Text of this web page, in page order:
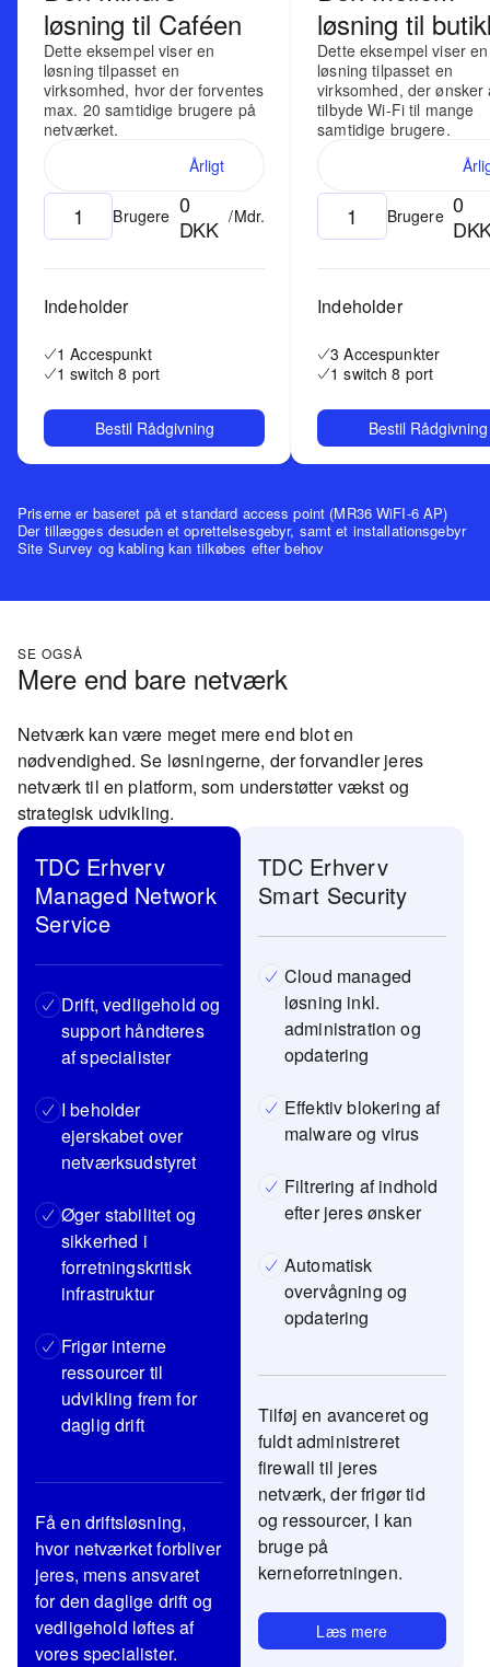
løsning til Caféen
Dette eksempel viser en
løsning tilpasset en
virksomhed, hvor der forventes
max. 20 samtidige brugere på
netværket.
Årligt
Brugere 0
DKK /Mdr.
Indeholder
1 Accespunkt
1 switch 8 port
Bestil Rådgivning
løsning til
Dette eksempel viser en
løsning tilpasset en
virksomhed, der ønsker
tilbyde Wi-Fi til mange
samtidige brugere.
Brugere 0
Indeholder
3 Accespunkter
1 switch 8 port
Bestil Rådgivning
Priserne er baseret på et standard access point (MR36 WiFI-6 AP)
Der tillægges desuden et oprettelsesgebyr, samt et installationsgebyr
Site Survey og kabling kan tilkøbes efter behov
SE OGSÅ
Mere end bare netværk
Netværk kan være meget mere end blot en
nødvendighed. Se løsningerne, der forvandler jeres
netværk til en platform, som understøtter vækst og
strategisk udvikling.
TDC Erhverv
Managed Network
Service
Drift, vedligehold og
support håndteres
af specialister
I beholder
ejerskabet over
netværksudstyret
Øger stabilitet og
sikkerhed i
forretningskritisk
infrastruktur
Frigør interne
ressourcer til
udvikling frem for
daglig drift
Få en driftsløsning,
hvor netværket forbliver
jeres, mens ansvaret
for den daglige drift og
vedligehold løftes af
vores specialister.
TDC Erhverv
Smart Security
Cloud managed
løsning inkl.
administration og
opdatering
Effektiv blokering af
malware og virus
Filtrering af indhold
efter jeres ønsker
Automatisk
overvågning og
opdatering
Tilføj en avanceret og
fuldt administreret
firewall til jeres
netværk, der frigør tid
og ressourcer, I kan
bruge på
kerneforretningen.
Læs mere